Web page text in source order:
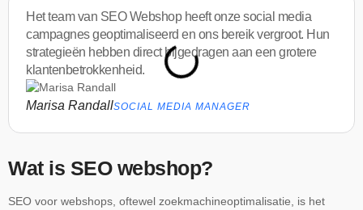
Het team van SEO Webshop heeft onze social media
campagnes geoptimaliseerd en ons bereik vergroot. Hun
strategieën hebben direct bijgedragen aan een grotere
klantenbetrokkenheid.
Marisa RandallSOCIAL MEDIA MANAGER
Wat is SEO webshop?
SEO voor webshops, oftewel zoekmachineoptimalisatie, is het